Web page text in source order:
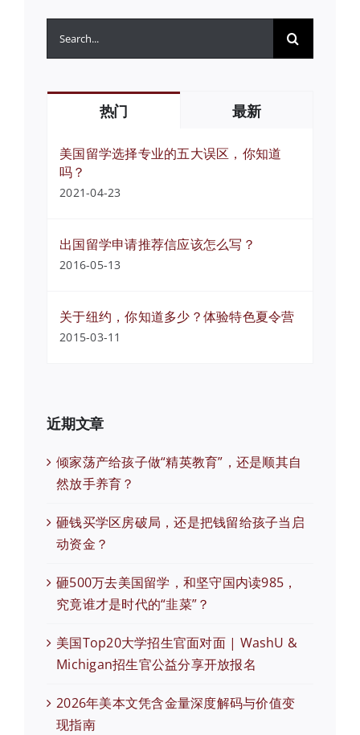
热门 最新
美国留学选择专业的五大误区，你知道
吗？
2021-04-23
出国留学申请推荐信应该怎么写？
2016-05-13
关于纽约，你知道多少？体验特色夏令营
2015-03-11
近期文章
倾家荡产给孩子做“精英教育”，还是顺其自
然放手养育？
砸钱买学区房破局，还是把钱留给孩子当启
动资金？
砸500万去美国留学，和坚守国内读985，
究竟谁才是时代的“韭菜”？
美国Top20大学招生官面对面 | WashU &
Michigan招生官公益分享开放报名
2026年美本文凭含金量深度解码与价值变
现指南